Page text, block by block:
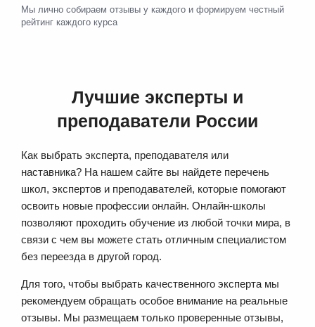
Мы лично собираем отзывы у каждого и формируем честный
рейтинг каждого курса
Лучшие эксперты и
преподаватели России
Как выбрать эксперта, преподавателя или
наставника? На нашем сайте вы найдете перечень
школ, экспертов и преподавателей, которые помогают
освоить новые профессии онлайн. Онлайн-школы
позволяют проходить обучение из любой точки мира, в
связи с чем вы можете стать отличным специалистом
без переезда в другой город.
Для того, чтобы выбрать качественного эксперта мы
рекомендуем обращать особое внимание на реальные
отзывы. Мы размещаем только проверенные отзывы,